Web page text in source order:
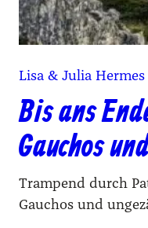
Lisa & Julia Hermes
Bis ans
Gauchos
Trampend durch
Gauchos und